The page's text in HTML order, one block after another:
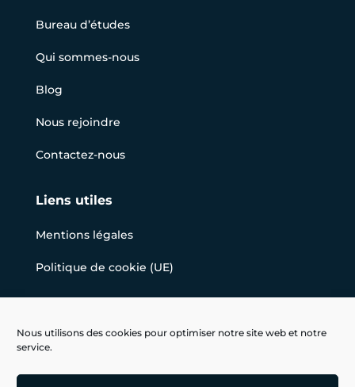
Nous utilisons des cookies pour optimiser notre site web et notre
service.
Bureau d’études
Qui sommes-nous
Blog
Nous rejoindre
Contactez-nous
Liens utiles
Mentions légales
Politique de cookie (UE)